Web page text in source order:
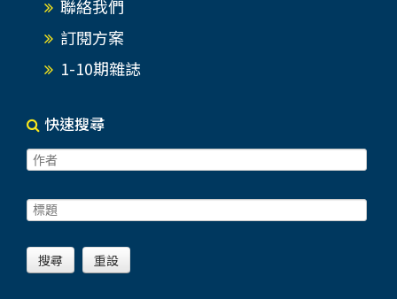
聯絡我們
訂閱方案
1-10期雜誌
快速搜尋